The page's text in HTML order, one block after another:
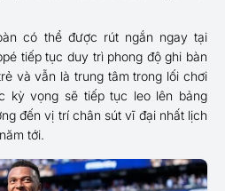
có thể được rút ngắn ngay tại
tiếp tục duy trì phong độ ghi bàn
và vẫn là trung tâm trong lối chơi
kỳ vọng sẽ tiếp tục leo lên bảng
đến vị trí chân sút vĩ đại nhất lịch
tới.